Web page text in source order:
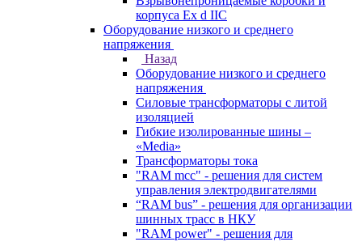
корпуса Ex d IIС
Оборудование низкого и среднего
напряжения
Назад
Оборудование низкого и среднего
напряжения
Силовые трансформаторы с литой
изоляцией
Гибкие изолированные шины –
«Media»
Трансформаторы тока
"RAM mcc" - решения для систем
управления электродвигателями
“RAM bus” - решения для организации
шинных трасс в НКУ
"RAM power" - решения для